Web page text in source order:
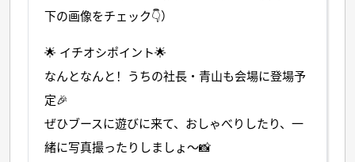
下の画像をチェック👇）
🌟 イチオシポイント🌟
なんとなんと！うちの社長・青山も会場に登場予
定🎉
ぜひブースに遊びに来て、おしゃべりしたり、一
緒に写真撮ったりしましょ〜📸